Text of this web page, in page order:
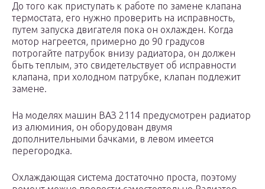
До того как приступать к работе по замене клапана
термостата, его нужно проверить на исправность,
путем запуска двигателя пока он охлажден. Когда
мотор нагреется, примерно до 90 градусов
потрогайте патрубок внизу радиатора, он должен
быть теплым, это свидетельствует об исправности
клапана, при холодном патрубке, клапан подлежит
замене.
На моделях машин ВАЗ 2114 предусмотрен радиатор
из алюминия, он оборудован двумя
дополнительными бачками, в левом имеется
перегородка.
Охлаждающая система достаточно проста, поэтому